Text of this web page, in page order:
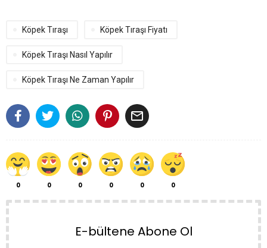

0 0 0 0 0 0
Köpek Tıraşı Köpek Tıraşı Fiyatı
Köpek Tıraşı Nasıl Yapılır
Köpek Tıraşı Ne Zaman Yapılır
E-bültene Abone Ol